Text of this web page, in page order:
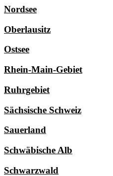
Nordsee
Oberlausitz
Ostsee
Rhein-Main-Gebiet
Ruhrgebiet
Sächsische Schweiz
Sauerland
Schwäbische Alb
Schwarzwald